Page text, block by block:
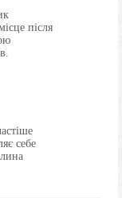
після
себе